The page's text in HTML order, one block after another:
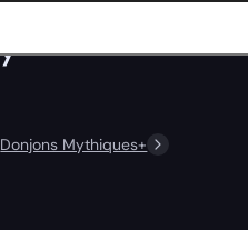
Donjons Mythiques+